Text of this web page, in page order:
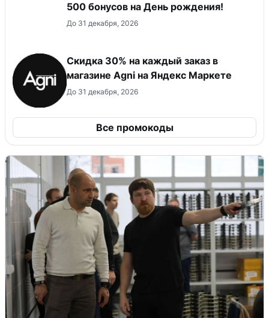
500 бонусов на День рождения!
До 31 декабря, 2026
Скидка 30% на каждый заказ в
магазине Agni на Яндекс Маркете
До 31 декабря, 2026
Все промокоды